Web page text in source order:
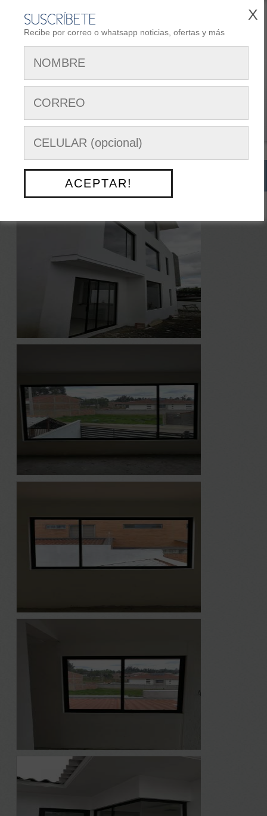
X
SUSCRÍBETE
Recibe por correo o whatsapp noticias, ofertas y más
ACEPTAR!
REGISTRARSE AREA DE CLIENTES
Siguenos en:
Menú Opciones
NUESTRO TRABAJO> PROYECTO C